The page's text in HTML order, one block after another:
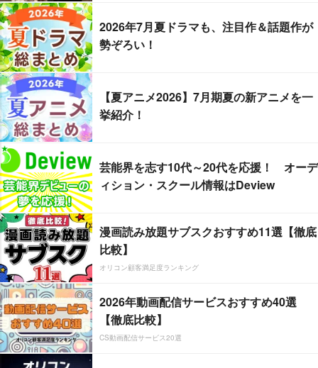
2026年7月夏ドラマも、注目作＆話題作が
勢ぞろい！
【夏アニメ2026】7月期夏の新アニメを一
挙紹介！
芸能界を志す10代～20代を応援！ オーデ
ィション・スクール情報はDeview
漫画読み放題サブスクおすすめ11選【徹底
比較】
オリコン顧客満足度ランキング
2026年動画配信サービスおすすめ40選
【徹底比較】
CS動画配信サービス20選